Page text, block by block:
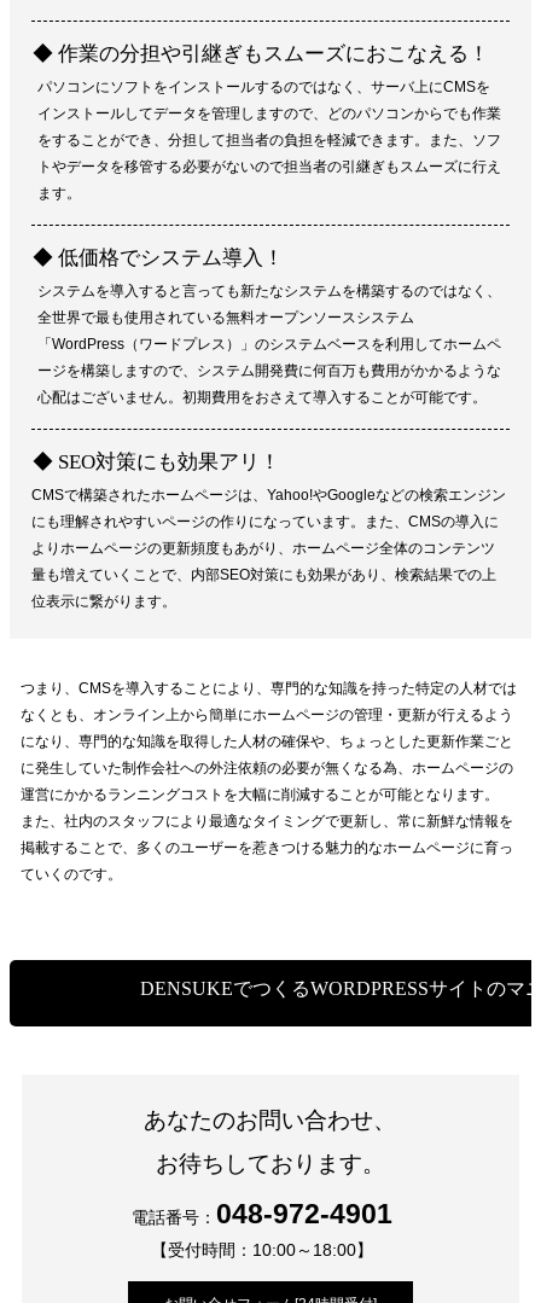
◆ 作業の分担や引継ぎもスムーズにおこなえる！
パソコンにソフトをインストールするのではなく、サーバ上にCMSを
インストールしてデータを管理しますので、どのパソコンからでも作業
をすることができ、分担して担当者の負担を軽減できます。また、ソフ
トやデータを移管する必要がないので担当者の引継ぎもスムーズに行え
ます。
◆ 低価格でシステム導入！
システムを導入すると言っても新たなシステムを構築するのではなく、
全世界で最も使用されている無料オープンソースシステム
「WordPress（ワードプレス）」のシステムベースを利用してホームペ
ージを構築しますので、システム開発費に何百万も費用がかかるような
心配はございません。初期費用をおさえて導入することが可能です。
◆ SEO対策にも効果アリ！
CMSで構築されたホームページは、Yahoo!やGoogleなどの検索エンジン
にも理解されやすいページの作りになっています。また、CMSの導入に
よりホームページの更新頻度もあがり、ホームページ全体のコンテンツ
量も増えていくことで、内部SEO対策にも効果があり、検索結果での上
位表示に繋がります。
つまり、CMSを導入することにより、専門的な知識を持った特定の人材では
なくとも、オンライン上から簡単にホームページの管理・更新が行えるよう
になり、専門的な知識を取得した人材の確保や、ちょっとした更新作業ごと
に発生していた制作会社への外注依頼の必要が無くなる為、ホームページの
運営にかかるランニングコストを大幅に削減することが可能となります。
また、社内のスタッフにより最適なタイミングで更新し、常に新鮮な情報を
掲載することで、多くのユーザーを惹きつける魅力的なホームページに育っ
ていくのです。
DENSUKEでつくるWORDPRESSサイトのマ
あなたのお問い合わせ、
お待ちしております。
電話番号： 048-972-4901
【受付時間：10:00～18:00】